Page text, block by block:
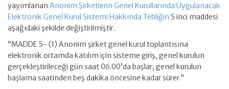
yayımlanan Anonim Şirketlerin Genel Kurullarında Uygulanacak
Elektronik Genel Kurul Sistemi Hakkında Tebliğin 5 inci maddesi
aşağıdaki şekilde değiştirilmiştir.
“MADDE 5- (1) Anonim şirket genel kurul toplantısına
elektronik ortamda katılım için sisteme giriş, genel kurulun
gerçekleştirileceği gün saat 06.00’da başlar, genel kurulun
başlama saatinden beş dakika öncesine kadar sürer.”